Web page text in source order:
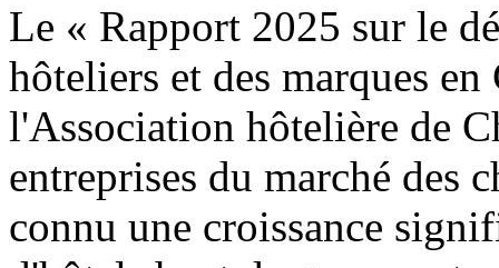
Le « Rapport 2025 sur le
hôteliers et des marques
l'Association hôtelière de
entreprises du marché des
connu une croissance